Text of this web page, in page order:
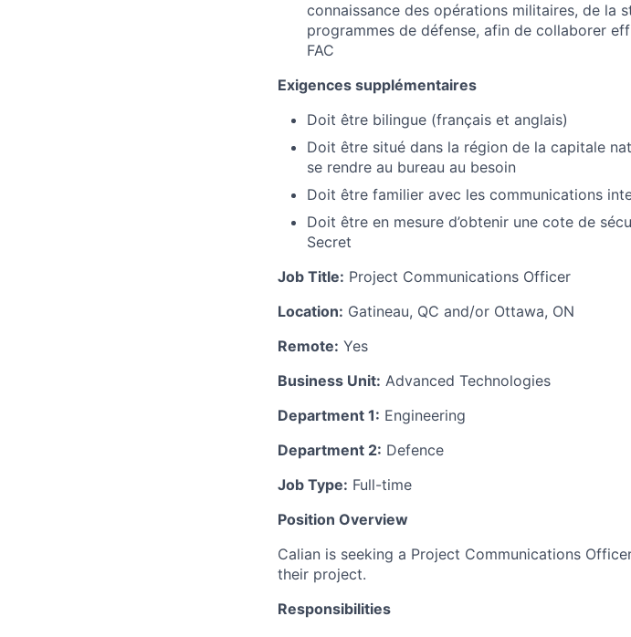
connaissance des opérations militaires, de la
programmes de défense, afin de collaborer
FAC
Exigences supplémentaires
Doit être bilingue (français et anglais)
Doit être situé dans la région de la capitale
se rendre au bureau au besoin
Doit être familier avec les communications
Doit être en mesure d’obtenir une cote de
Secret
Job Title: Project Communications Officer
Location: Gatineau, QC and/or Ottawa, ON
Remote: Yes
Business Unit: Advanced Technologies
Department 1: Engineering
Department 2: Defence
Job Type: Full-time
Position Overview
Calian is seeking a Project Communications
their project.
Responsibilities